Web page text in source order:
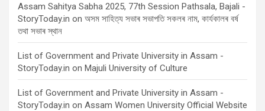
Assam Sahitya Sabha 2025, 77th Session Pathsala, Bajali -
StoryToday.in on অসম সাহিত্য সভাৰ সভাপতি সকলৰ নাম, কাৰ্যকালৰ বৰ্ষ
তথা সভাৰ স্থান
List of Government and Private University in Assam -
StoryToday.in on Majuli University of Culture
List of Government and Private University in Assam -
StoryToday.in on Assam Women University Official Website